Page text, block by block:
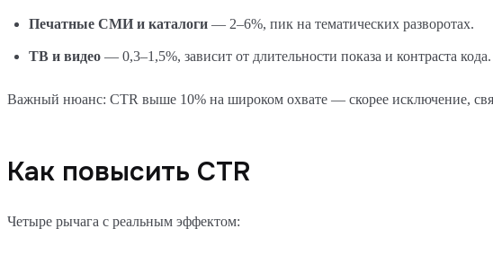
Печатные СМИ и каталоги — 2–6%, пик на тематических разворотах.
ТВ и видео — 0,3–1,5%, зависит от длительности показа и контраста кода.
Важный нюанс: CTR выше 10% на широком охвате — скорее исключение,
Как повысить CTR
Четыре рычага с реальным эффектом: